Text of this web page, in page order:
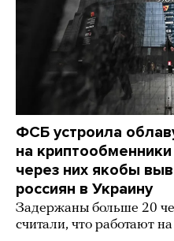
ФСБ устроила
на
через них якобы
россиян в Украину
Задержаны больше 20
считали, что работают